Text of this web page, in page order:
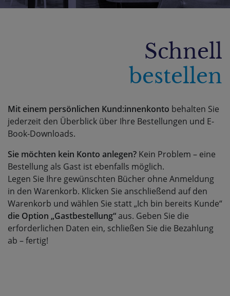
Schnell
bestellen
Mit einem persönlichen Kund:innenkonto behalten Sie
jederzeit den Überblick über Ihre Bestellungen und E-
Book-Downloads.
Sie möchten kein Konto anlegen? Kein Problem – eine
Bestellung als Gast ist ebenfalls möglich.
Legen Sie Ihre gewünschten Bücher ohne Anmeldung
in den Warenkorb. Klicken Sie anschließend auf den
Warenkorb und wählen Sie statt „Ich bin bereits Kunde“
die Option „Gastbestellung“aus. Geben Sie die
erforderlichen Daten ein, schließen Sie die Bezahlung
ab – fertig!